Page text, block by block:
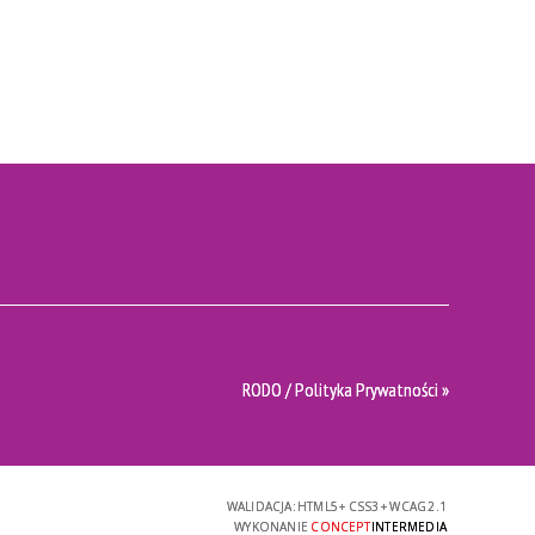
RODO / Polityka Prywatności »
WALIDACJA: HTML5+ CSS3 +WCAG 2.1
WYKONANIE CONCEPTINTERMEDIA